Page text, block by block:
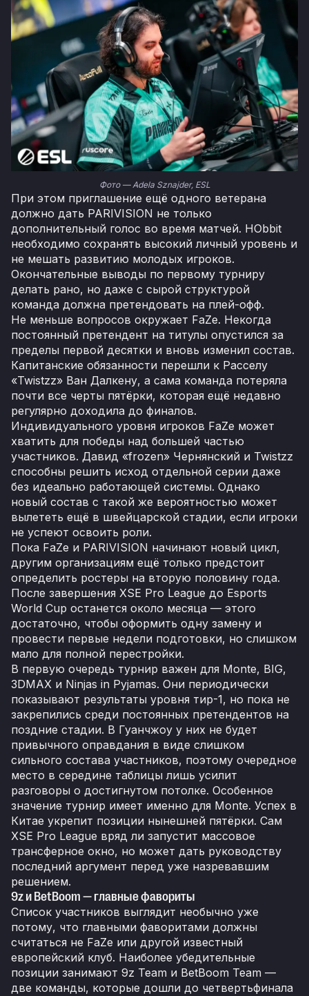
Фото — Adela Sznajder, ESL
При этом приглашение ещё одного ветерана
должно дать PARIVISION не только
дополнительный голос во время матчей. HObbit
необходимо сохранять высокий личный уровень и
не мешать развитию молодых игроков.
Окончательные выводы по первому турниру
делать рано, но даже с сырой структурой
команда должна претендовать на плей-офф.
Не меньше вопросов окружает FaZe. Некогда
постоянный претендент на титулы опустился за
пределы первой десятки и вновь изменил состав.
Капитанские обязанности перешли к Расселу
«Twistzz» Ван Далкену, а сама команда потеряла
почти все черты пятёрки, которая ещё недавно
регулярно доходила до финалов.
Индивидуального уровня игроков FaZe может
хватить для победы над большей частью
участников. Давид «frozen» Чернянский и Twistzz
способны решить исход отдельной серии даже
без идеально работающей системы. Однако
новый состав с такой же вероятностью может
вылететь ещё в швейцарской стадии, если игроки
не успеют освоить роли.
Пока FaZe и PARIVISION начинают новый цикл,
другим организациям ещё только предстоит
определить ростеры на вторую половину года.
После завершения XSE Pro League до Esports
World Cup останется около месяца — этого
достаточно, чтобы оформить одну замену и
провести первые недели подготовки, но слишком
мало для полной перестройки.
В первую очередь турнир важен для Monte, BIG,
3DMAX и Ninjas in Pyjamas. Они периодически
показывают результаты уровня тир-1, но пока не
закрепились среди постоянных претендентов на
поздние стадии. В Гуанчжоу у них не будет
привычного оправдания в виде слишком
сильного состава участников, поэтому очередное
место в середине таблицы лишь усилит
разговоры о достигнутом потолке. Особенное
значение турнир имеет именно для Monte. Успех в
Китае укрепит позиции нынешней пятёрки. Сам
XSE Pro League вряд ли запустит массовое
трансферное окно, но может дать руководству
последний аргумент перед уже назревавшим
решением.
9z и BetBoom — главные фавориты
Список участников выглядит необычно уже
потому, что главными фаворитами должны
считаться не FaZe или другой известный
европейский клуб. Наиболее убедительные
позиции занимают 9z Team и BetBoom Team —
две команды, которые дошли до четвертьфинала